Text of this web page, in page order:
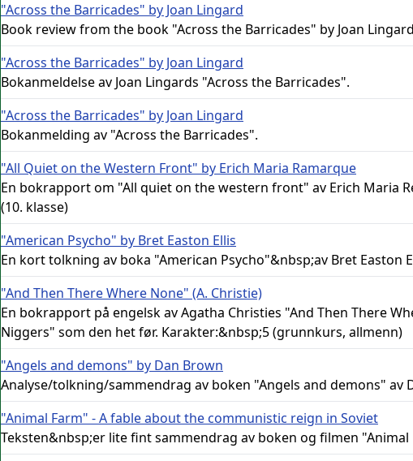
"Across the Barricades" by Joan Lingard
Book review from the book "Across the Barricades" by Joan
"Across the Barricades" by Joan Lingard
Bokanmeldelse av Joan Lingards "Across the Barricades".
"Across the Barricades" by Joan Lingard
Bokanmelding av "Across the Barricades".
"All Quiet on the Western Front" by Erich Maria Ramarque
En bokrapport om "All quiet on the western front" av Erich Maria
(10. klasse)
"American Psycho" by Bret Easton Ellis
En kort tolkning av boka "American Psycho"&nbsp;av Bret Easton
"And Then There Where None" (A. Christie)
En bokrapport på engelsk av Agatha Christies "And Then There
Niggers" som den het før. Karakter:&nbsp;5 (grunnkurs, allmenn)
"Angels and demons" by Dan Brown
Analyse/tolkning/sammendrag av boken "Angels and demons" av
"Animal Farm" - A fable about the communistic reign in Soviet
Teksten&nbsp;er lite fint sammendrag av boken og filmen "Animal